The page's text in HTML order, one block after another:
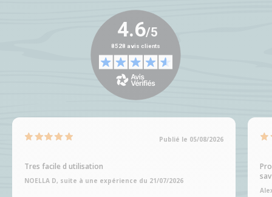
Publié le 05/08/2026
Tres facile d utilisation
NOELLA D, suite à une expérience du 21/07/2026